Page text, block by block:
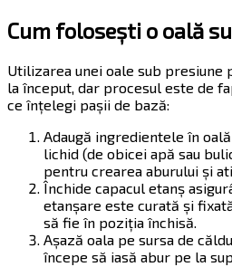
Cum folosești o oală
Utilizarea unei oale sub presiune
la început, dar procesul este de
ce înțelegi pașii de bază:
Adaugă ingredientele în
lichid (de obicei apă sau
pentru crearea aburului și
Închide capacul etanș
etanșare este curată și
să fie în poziția închisă.
Așază oala pe sursa de
începe să iasă abur pe la